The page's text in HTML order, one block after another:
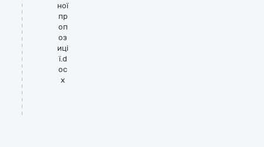
ної
пр
оп
оз
иці
ї.d
oc
x